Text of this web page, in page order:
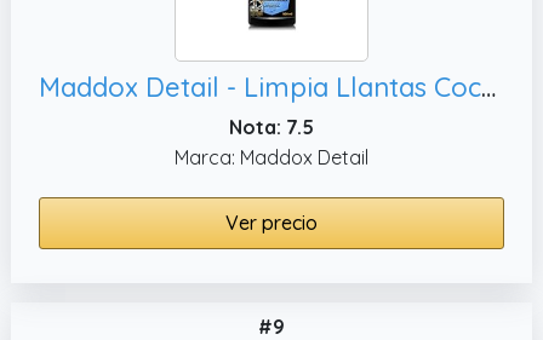
Maddox Detail - Limpia Llantas Coche | Abrillantador de Llantas | Elimina Polvo de Frenos, Cromo y Lacadas | Wheel Brightener 500ml
Nota: 7.5
Marca: Maddox Detail
Ver precio
#9